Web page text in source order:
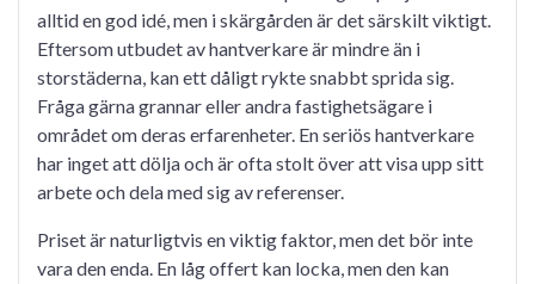
alltid en god idé, men i skärgården är det särskilt viktigt.
Eftersom utbudet av hantverkare är mindre än i
storstäderna, kan ett dåligt rykte snabbt sprida sig.
Fråga gärna grannar eller andra fastighetsägare i
området om deras erfarenheter. En seriös hantverkare
har inget att dölja och är ofta stolt över att visa upp sitt
arbete och dela med sig av referenser.
Priset är naturligtvis en viktig faktor, men det bör inte
vara den enda. En låg offert kan locka, men den kan